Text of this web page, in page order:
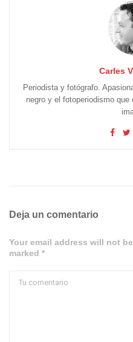
Carles
Periodista y fotógrafo.
negro y el fotoperiodismo
Deja un comentario
Your email address will not
marked *